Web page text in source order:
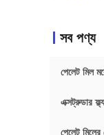
সব পণ্য
পেলেট মিল
এক্সট্রুডার
পেলেট